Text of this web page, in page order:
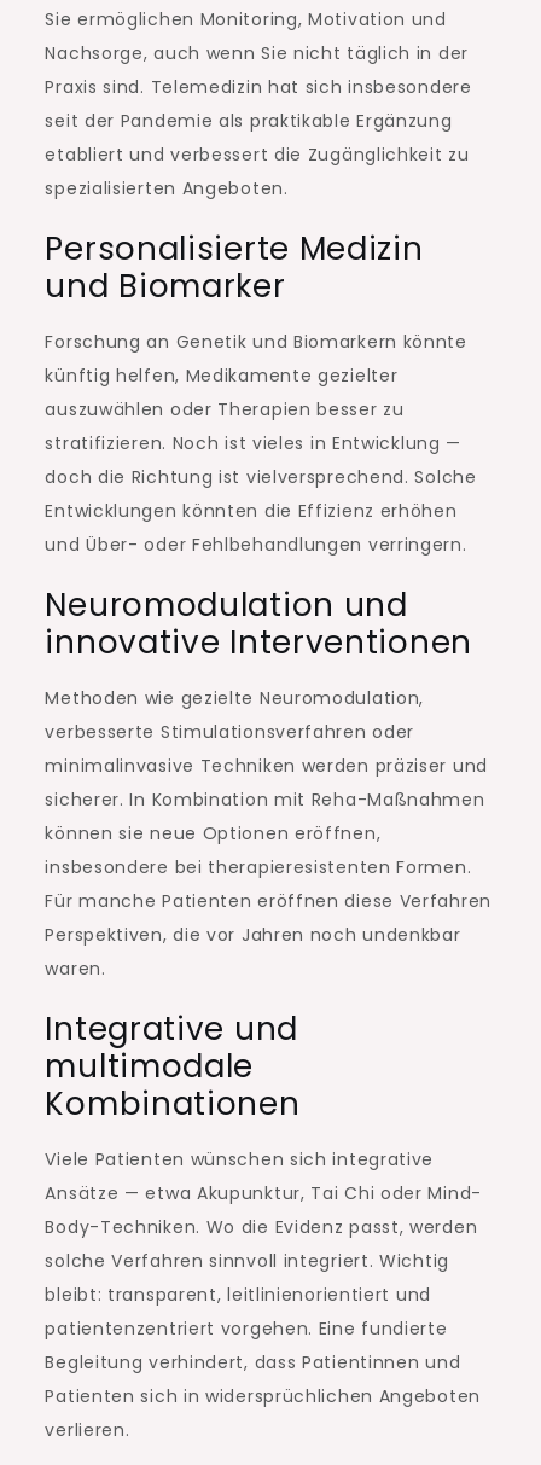
Sie ermöglichen Monitoring, Motivation und
Nachsorge, auch wenn Sie nicht täglich in der
Praxis sind. Telemedizin hat sich insbesondere
seit der Pandemie als praktikable Ergänzung
etabliert und verbessert die Zugänglichkeit zu
spezialisierten Angeboten.
Personalisierte Medizin
und Biomarker
Forschung an Genetik und Biomarkern könnte
künftig helfen, Medikamente gezielter
auszuwählen oder Therapien besser zu
stratifizieren. Noch ist vieles in Entwicklung —
doch die Richtung ist vielversprechend. Solche
Entwicklungen könnten die Effizienz erhöhen
und Über- oder Fehlbehandlungen verringern.
Neuromodulation und
innovative Interventionen
Methoden wie gezielte Neuromodulation,
verbesserte Stimulationsverfahren oder
minimalinvasive Techniken werden präziser und
sicherer. In Kombination mit Reha-Maßnahmen
können sie neue Optionen eröffnen,
insbesondere bei therapieresistenten Formen.
Für manche Patienten eröffnen diese Verfahren
Perspektiven, die vor Jahren noch undenkbar
waren.
Integrative und
multimodale
Kombinationen
Viele Patienten wünschen sich integrative
Ansätze — etwa Akupunktur, Tai Chi oder Mind-
Body-Techniken. Wo die Evidenz passt, werden
solche Verfahren sinnvoll integriert. Wichtig
bleibt: transparent, leitlinienorientiert und
patientenzentriert vorgehen. Eine fundierte
Begleitung verhindert, dass Patientinnen und
Patienten sich in widersprüchlichen Angeboten
verlieren.